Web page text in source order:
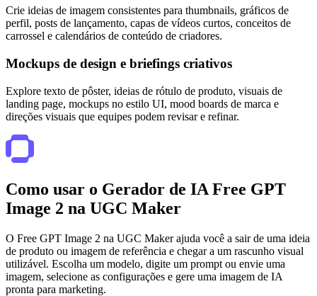
Crie ideias de imagem consistentes para thumbnails, gráficos de
perfil, posts de lançamento, capas de vídeos curtos, conceitos de
carrossel e calendários de conteúdo de criadores.
Mockups de design e briefings criativos
Explore texto de pôster, ideias de rótulo de produto, visuais de
landing page, mockups no estilo UI, mood boards de marca e
direções visuais que equipes podem revisar e refinar.
Como usar o Gerador de IA Free GPT
Image 2 na UGC Maker
O Free GPT Image 2 na UGC Maker ajuda você a sair de uma ideia
de produto ou imagem de referência e chegar a um rascunho visual
utilizável. Escolha um modelo, digite um prompt ou envie uma
imagem, selecione as configurações e gere uma imagem de IA
pronta para marketing.